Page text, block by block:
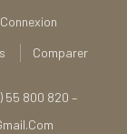
Connexion
Comparer
55 800 820 –